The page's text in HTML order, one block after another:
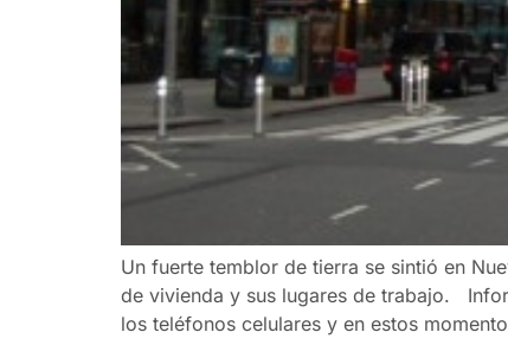
Un fuerte temblor de tierra se sintió en
de vivienda y sus lugares de trabajo.
los teléfonos celulares y en estos